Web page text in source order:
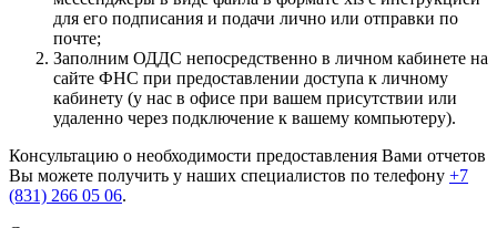
для его подписания и подачи лично или отправки по
почте;
Заполним ОДДС непосредственно в личном кабинете на
сайте ФНС при предоставлении доступа к личному
кабинету (у нас в офисе при вашем присутствии или
удаленно через подключение к вашему компьютеру).
Консультацию о необходимости предоставления Вами отчетов
Вы можете получить у наших специалистов по телефону +7
(831) 266 05 06.